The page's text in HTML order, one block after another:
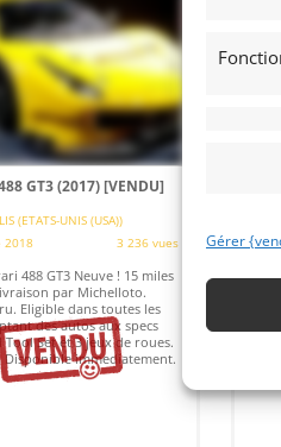
Gérer
GT3 (2017)[VENDU]
(ETATS-UNIS (USA))
2018
3 236 vues
488 GT3 Neuve ! 15 miles
par Michelloto.
Eligible dans toutes les
des autos aux specs
Tool Set et 3 jeux de roues.
Disponible immediatement.